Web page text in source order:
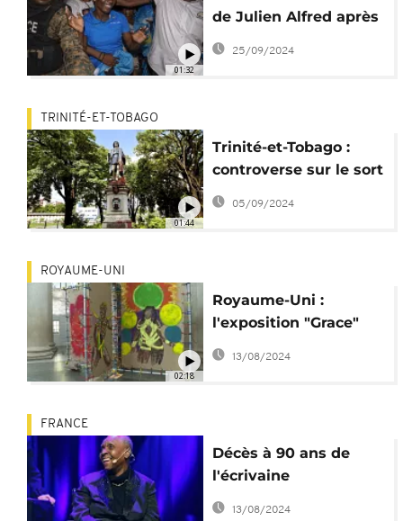
01:32
de Julien Alfred après
sa médaille d'or
olympique
25/09/2024
01:44
TRINITÉ-ET-TOBAGO
Trinité-et-Tobago :
controverse sur le sort
des symboles
coloniaux
05/09/2024
02:18
ROYAUME-UNI
Royaume-Uni :
l'exposition "Grace"
inspirée des Caraïbes
et du Carnaval
13/08/2024
FRANCE
Décès à 90 ans de
l'écrivaine
guadeloupéenne
13/08/2024